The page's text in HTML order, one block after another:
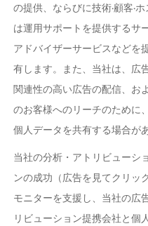
の提供、ならびに技術·顧客·
は運用サポートを提供するサ
アドバイザーサービスなどを
有します。また、当社は、広
関連性の高い広告の配信、お
のお客様へのリーチのために
個人データを共有する場合が
当社の分析・アトリビューシ
ンの成功（広告を見てクリッ
モニターを支援し、当社の広
リビューション提携会社と個